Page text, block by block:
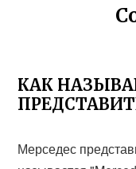
КАК
Мерседес